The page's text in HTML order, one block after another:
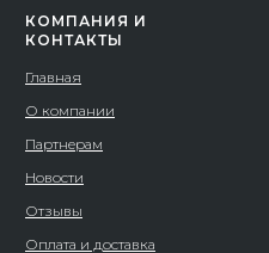
КОМПАНИЯ И
КОНТАКТЫ
Главная
О компании
Партнерам
Новости
Отзывы
Оплата и доставка